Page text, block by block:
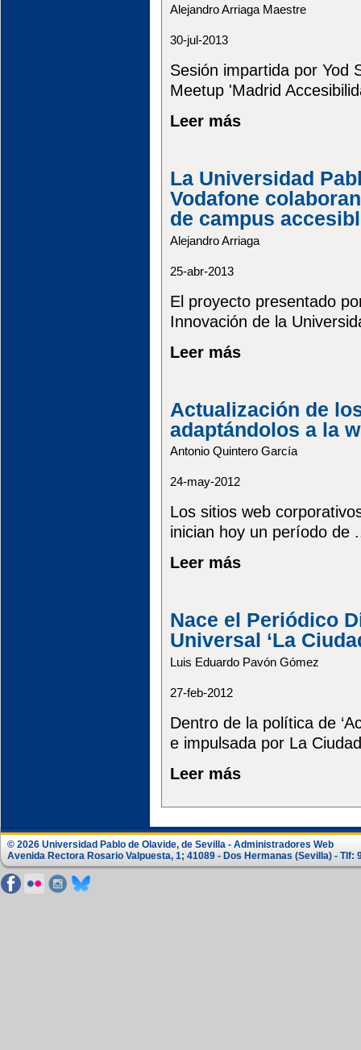
Alejandro Arriaga Maestre
30-jul-2013
Sesión impartida por Yod
Meetup 'Madrid
Leer más
La Universidad
Vodafone
de campus
Alejandro Arriaga
25-abr-2013
El proyecto presentado
Innovación de la
Leer más
Actualización de
adaptándolos a la
Antonio Quintero García
24-may-2012
Los sitios web
inician hoy un período de
Leer más
Nace el Periódico
Universal ‘La
Luis Eduardo Pavón Gómez
27-feb-2012
Dentro de la política de
e impulsada por La
Leer más
© 2026 Universidad Pablo de Olavide, de Sevilla - Administradores Web
Avenida Rectora Rosario Valpuesta, 1; 41089 - Dos Hermanas (Sevilla) - Tlf: